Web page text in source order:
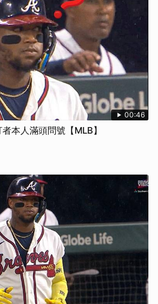
00:46
本人滿頭問號【MLB】